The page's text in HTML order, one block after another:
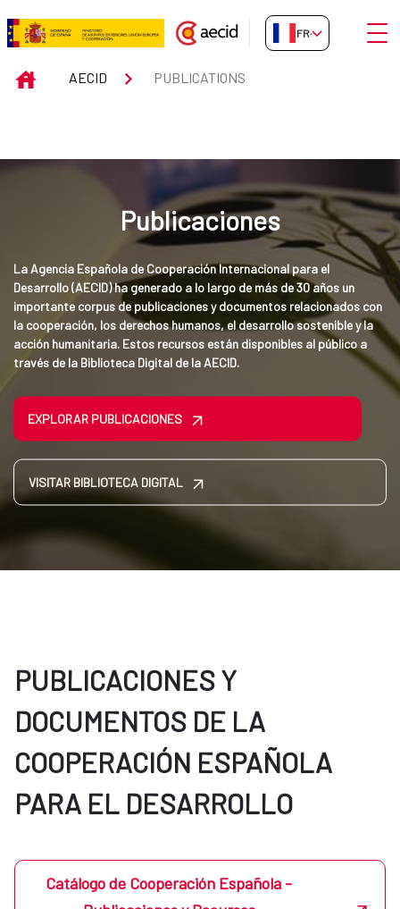
Saut au contenu principal
Publications
FR-FR
INICIOAECID PUBLICATIONS
Publicaciones
La Agencia Española de Cooperación Internacional para el
Desarrollo (AECID) ha generado a lo largo de más de 30 años un
importante corpus de publicaciones y documentos relacionados con
la cooperación, los derechos humanos, el desarrollo sostenible y la
acción humanitaria. Estos recursos están disponibles al público a
través de la Biblioteca Digital de la AECID.
EXPLORAR PUBLICACIONES
VISITAR BIBLIOTECA DIGITAL
PUBLICACIONES Y
DOCUMENTOS DE LA
COOPERACIÓN ESPAÑOLA
PARA EL DESARROLLO
Catálogo de Cooperación Española -